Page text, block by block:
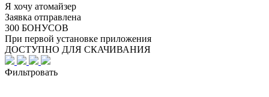
Я хочу атомайзер
Заявка отправлена
300 БОНУСОВ
При первой установке приложения
ДОСТУПНО ДЛЯ СКАЧИВАНИЯ
Фильтровать